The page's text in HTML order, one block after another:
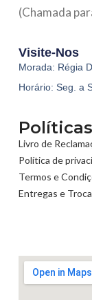
(Chamada
Visite-Nos
Morada: Régia
Horário: Seg. a
Políticas
Livro de
Política de
Termos e
Entregas e